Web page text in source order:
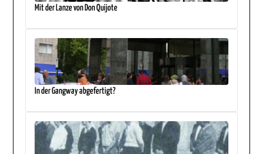
Mit der Lanze von Don Quijote
In der Gangway abgefertigt?